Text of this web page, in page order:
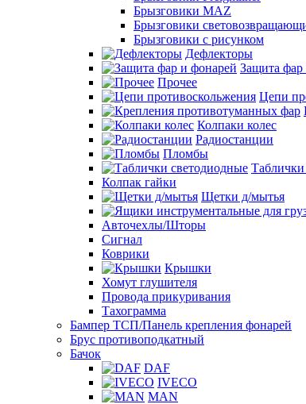
Брызговики MAZ
Брызговики
Брызговики с рисунком
Дефлекторы
Защита фар
Прочее
Цепи
Колпаки колес
Радиостанции
Пломбы
Колпак гайки
Щетки д/мытья
Авточехлы/Шторы
Сигнал
Коврики
Крышки
Хомут глушителя
Провода прикуривания
Тахограмма
Бампер ТСП/Панель крепления фонарей
Брус противоподкатный
Бачок
DAF
IVECO
MAN